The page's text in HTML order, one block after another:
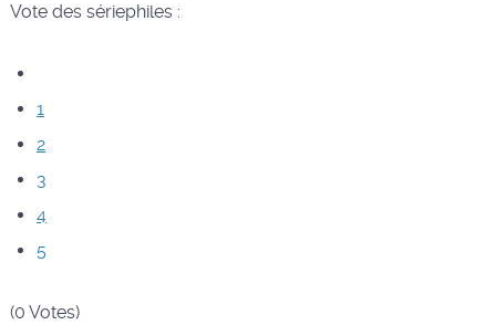
Vote des sériephiles :
1
2
3
4
5
(0 Votes)